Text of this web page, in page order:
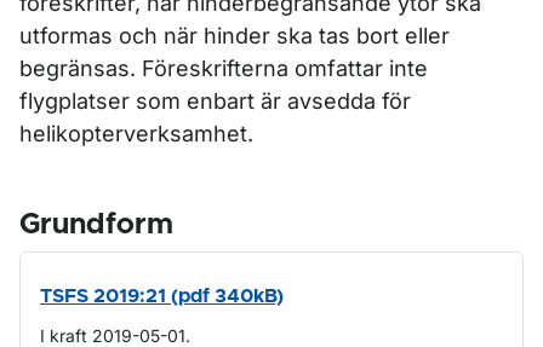
utformas och när hinder ska tas bort eller
begränsas. Föreskrifterna omfattar inte
flygplatser som enbart är avsedda för
helikopterverksamhet.
Grundform
TSFS 2019:21 (pdf 340kB)
I kraft 2019-05-01.